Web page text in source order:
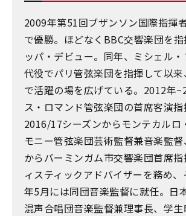
2009年第51回ブザンソン国際指揮
で優勝。ほどなくBBC交響楽団を
ッパ・デビュー。同年、ミシェル
代役でパリ管弦楽団を指揮して以
で活躍の場を広げている。2012年
ス・ロマンド管弦楽団の首席客演指
2016/17シーズンからモンテカルロ
モニー管弦楽団芸術監督兼音楽監
からバーミンガム市交響楽団首席
ィスティックアドバイザーを務め
年5月には同団音楽監督に就任。日
混声合唱団音楽監督兼理事長、学